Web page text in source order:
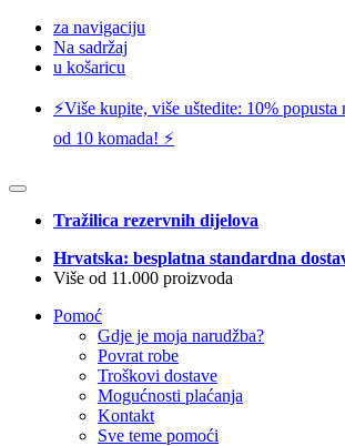
za navigaciju
Na sadržaj
u košaricu
⚡️Više kupite, više uštedite: 10%
od 10 komada! ⚡️
Tražilica rezervnih dijelova
Hrvatska: besplatna standardna
Više od 11.000 proizvoda
Pomoć
Gdje je moja narudžba?
Povrat robe
Troškovi dostave
Mogućnosti plaćanja
Kontakt
Sve teme pomoći